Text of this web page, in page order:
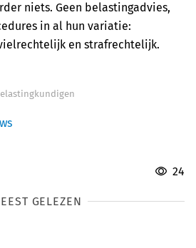
niets. Geen belastingadvies,
in al hun variatie:
en strafrechtelijk.
24
GELEZEN